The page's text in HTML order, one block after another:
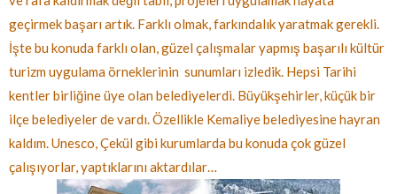
geçirmek başarı artık. Farklı olmak, farkındalık yaratmak gerekli.
İşte bu konuda farklı olan, güzel çalışmalar yapmış başarılı kültür
turizm uygulama örneklerinin sunumları izledik. Hepsi Tarihi
kentler birliğine üye olan belediyelerdi. Büyükşehirler, küçük bir
ilçe belediyeler de vardı. Özellikle Kemaliye belediyesine hayran
kaldım. Unesco, Çekül gibi kurumlarda bu konuda çok güzel
çalışıyorlar, yaptıklarını aktardılar…